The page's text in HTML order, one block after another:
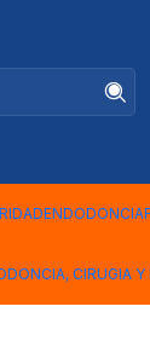
ENDODONCIA
CIRUGIA Y